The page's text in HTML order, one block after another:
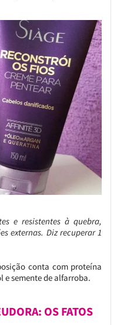
e resistentes à quebra,
externas. Diz recuperar 1
conta com proteína
e semente de alfarroba.
OS FATOS